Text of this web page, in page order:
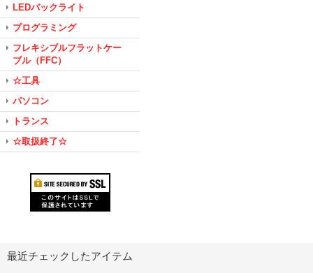
LEDバックライト
プログラミング
フレキシブルフラットケー
ブル（FFC）
☆工具
パソコン
トランス
☆取扱終了☆
最近チェックしたアイテム